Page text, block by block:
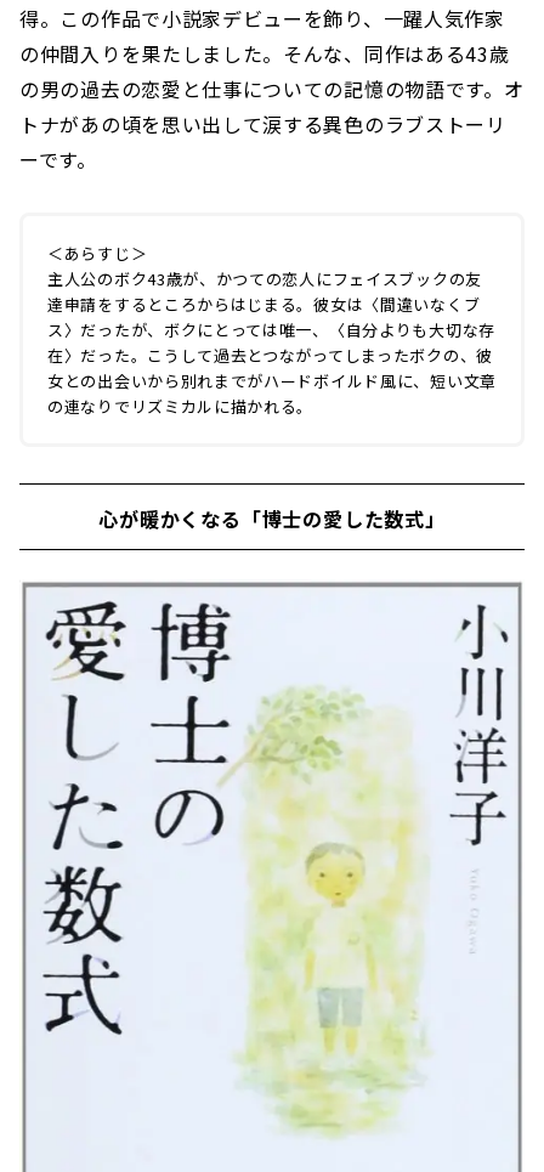
得。この作品で小説家デビューを飾り、一躍人気作家
の仲間入りを果たしました。そんな、同作はある43歳
の男の過去の恋愛と仕事についての記憶の物語です。オ
トナがあの頃を思い出して涙する異色のラブストーリ
ーです。
＜あらすじ＞
主人公のボク43歳が、かつての恋人にフェイスブックの友
達申請をするところからはじまる。彼女は〈間違いなくブ
ス〉だったが、ボクにとっては唯一、〈自分よりも大切な存
在〉だった。こうして過去とつながってしまったボクの、彼
女との出会いから別れまでがハードボイルド風に、短い文章
の連なりでリズミカルに描かれる。
心が暖かくなる「博士の愛した数式」